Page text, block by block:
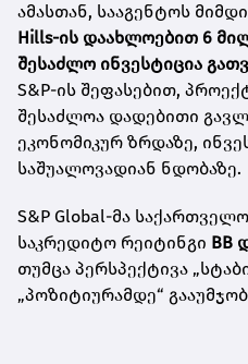
ამასთან, სააგენტოს
Hills-ის დაახლოებით 6
შესაძლო ინვესტიცია
S&P-ის შეფასებით,
შესაძლოა დადებითი
ეკონომიკურ ზრდაზე,
საშუალოვადიან ნდობაზე.
S&P Global-მა
საკრედიტო რეიტინგი BB
თუმცა პერსპექტივა
„პოზიტიურამდე“